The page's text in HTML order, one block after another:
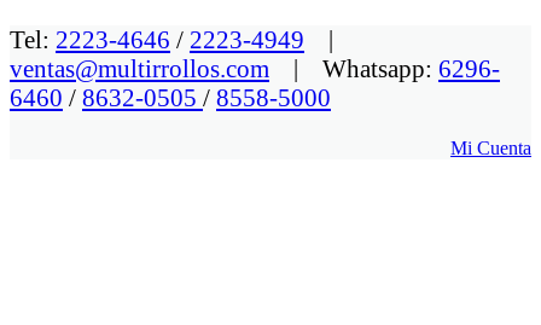
Tel: 2223-4646 / 2223-4949 |
ventas@multirrollos.com | Whatsapp: 6296-
6460 / 8632-0505 / 8558-5000
Mi Cuenta